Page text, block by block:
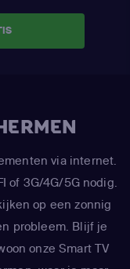
via internet.
of 3G/4G/5G nodig.
op een zonnig
probleem. Blijf je
onze Smart TV